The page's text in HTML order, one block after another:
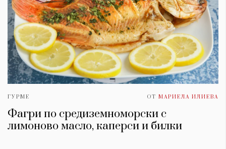
ГУРМЕ ОТ МАРИЕЛА ИЛИЕВА
Фагри по средиземноморски с
лимоново масло, каперси и билки